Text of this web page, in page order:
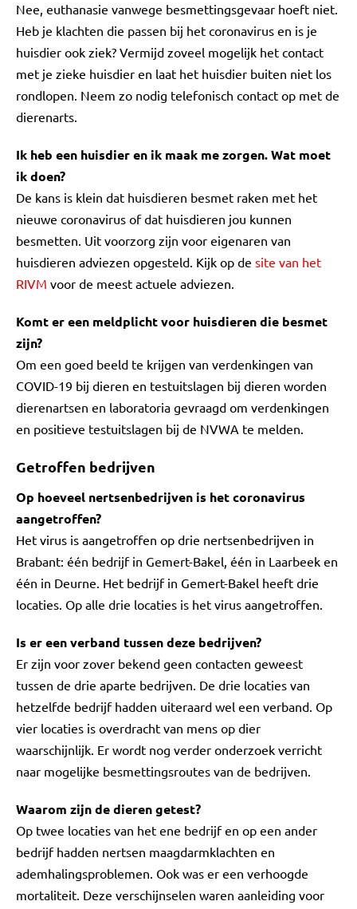
Nee, euthanasie vanwege besmettingsgevaar hoeft niet.
Heb je klachten die passen bij het coronavirus en is je
huisdier ook ziek? Vermijd zoveel mogelijk het contact
met je zieke huisdier en laat het huisdier buiten niet los
rondlopen. Neem zo nodig telefonisch contact op met de
dierenarts.
Ik heb een huisdier en ik maak me zorgen. Wat moet
ik doen?
De kans is klein dat huisdieren besmet raken met het
nieuwe coronavirus of dat huisdieren jou kunnen
besmetten. Uit voorzorg zijn voor eigenaren van
huisdieren adviezen opgesteld. Kijk op de site van het
RIVM voor de meest actuele adviezen.
Komt er een meldplicht voor huisdieren die besmet
zijn?
Om een goed beeld te krijgen van verdenkingen van
COVID-19 bij dieren en testuitslagen bij dieren worden
dierenartsen en laboratoria gevraagd om verdenkingen
en positieve testuitslagen bij de NVWA te melden.
Getroffen bedrijven
Op hoeveel nertsenbedrijven is het coronavirus
aangetroffen?
Het virus is aangetroffen op drie nertsenbedrijven in
Brabant: één bedrijf in Gemert-Bakel, één in Laarbeek en
één in Deurne. Het bedrijf in Gemert-Bakel heeft drie
locaties. Op alle drie locaties is het virus aangetroffen.
Is er een verband tussen deze bedrijven?
Er zijn voor zover bekend geen contacten geweest
tussen de drie aparte bedrijven. De drie locaties van
hetzelfde bedrijf hadden uiteraard wel een verband. Op
vier locaties is overdracht van mens op dier
waarschijnlijk. Er wordt nog verder onderzoek verricht
naar mogelijke besmettingsroutes van de bedrijven.
Waarom zijn de dieren getest?
Op twee locaties van het ene bedrijf en op een ander
bedrijf hadden nertsen maagdarmklachten en
ademhalingsproblemen. Ook was er een verhoogde
mortaliteit. Deze verschijnselen waren aanleiding voor